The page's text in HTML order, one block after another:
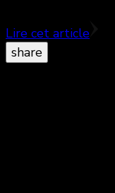
Lire cet article
share